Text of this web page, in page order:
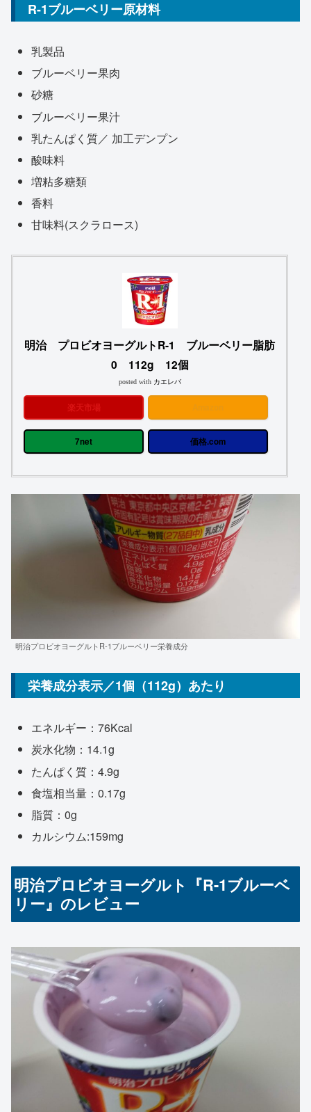
R-1ブルーベリー原材料
乳製品
ブルーベリー果肉
砂糖
ブルーベリー果汁
乳たんぱく質／ 加工デンプン
酸味料
増粘多糖類
香料
甘味料(スクラロース)
明治 プロビオヨーグルトR-1 ブルーベリー脂肪
0 112g 12個
posted with カエレバ
楽天市場
7net 価格.com
明治プロビオヨーグルトR-1ブルーベリー栄養成分
栄養成分表示／1個（112g）あたり
エネルギー：76Kcal
炭水化物：14.1g
たんぱく質：4.9g
食塩相当量：0.17g
脂質：0g
カルシウム:159mg
明治プロビオヨーグルト『R-1ブルーベ
リー』のレビュー